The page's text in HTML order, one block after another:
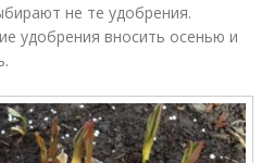
не те удобрения.
удобрения вносить осенью и